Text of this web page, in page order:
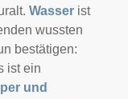
Wasserist
wussten
bestätigen:
ist ein
und